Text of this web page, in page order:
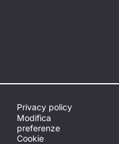
Privacy policy
Modifica
preferenze
Cookie